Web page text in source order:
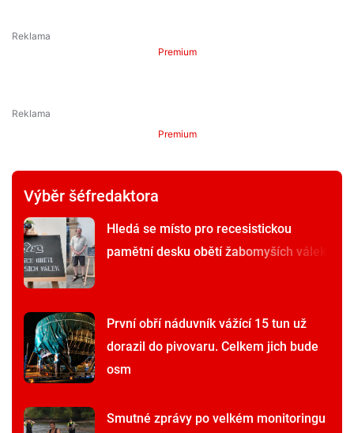
Premium
Premium
Výběr šéfredaktora
Hledá se místo pro recesistickou
pamětní desku obětí žabomyších válek
První obří náduvník vážící 15 tun už
dorazil do pivovaru. Celkem jich bude
osm
Smutné zprávy po velkém monitoringu